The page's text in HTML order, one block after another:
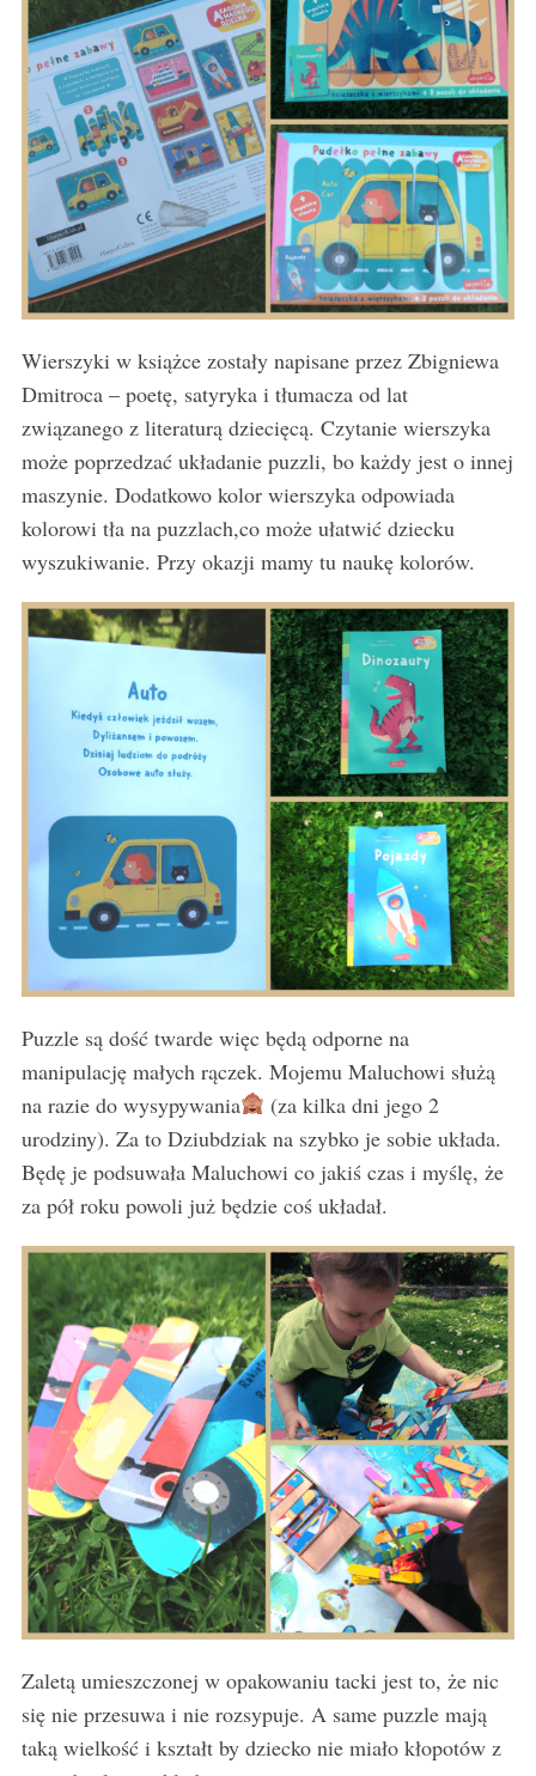
Wierszyki w książce zostały napisane przez Zbigniewa
Dmitroca – poetę, satyryka i tłumacza od lat
związanego z literaturą dziecięcą. Czytanie wierszyka
może poprzedzać układanie puzzli, bo każdy jest o innej
maszynie. Dodatkowo kolor wierszyka odpowiada
kolorowi tła na puzzlach,co może ułatwić dziecku
wyszukiwanie. Przy okazji mamy tu naukę kolorów.
Puzzle są dość twarde więc będą odporne na
manipulację małych rączek. Mojemu Maluchowi służą
na razie do wysypywania
(za kilka dni jego 2
urodziny). Za to Dziubdziak na szybko je sobie układa.
Będę je podsuwała Maluchowi co jakiś czas i myślę, że
za pół roku powoli już będzie coś układał.
Zaletą umieszczonej w opakowaniu tacki jest to, że nic
się nie przesuwa i nie rozsypuje. A same puzzle mają
taką wielkość i kształt by dziecko nie miało kłopotów z
S
e
a
r
c
h
f
o
r
: